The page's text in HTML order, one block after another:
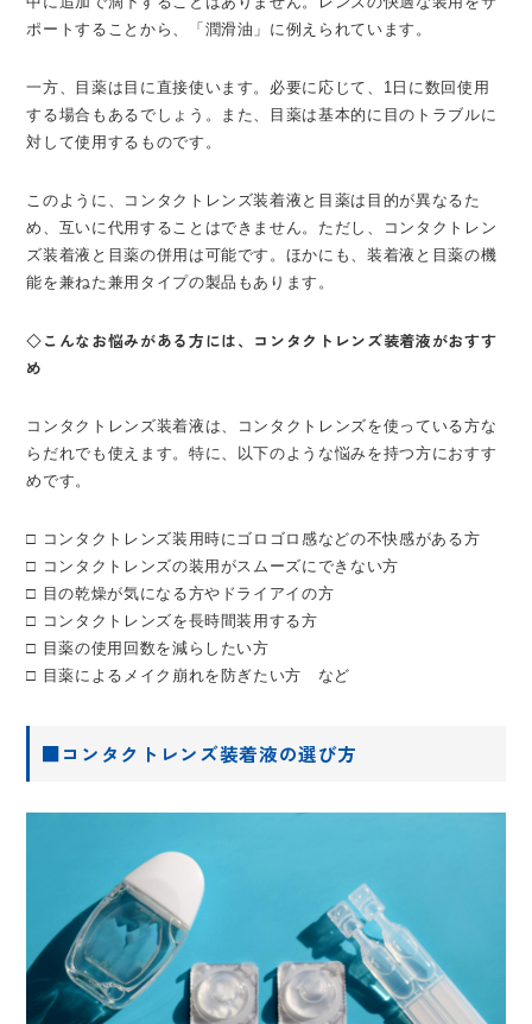
ポートすることから、「潤滑油」に例えられています。
一方、目薬は目に直接使います。必要に応じて、1日に数回使用
する場合もあるでしょう。また、目薬は基本的に目のトラブルに
対して使用するものです。
このように、コンタクトレンズ装着液と目薬は目的が異なるた
め、互いに代用することはできません。ただし、コンタクトレン
ズ装着液と目薬の併用は可能です。ほかにも、装着液と目薬の機
能を兼ねた兼用タイプの製品もあります。
◇こんなお悩みがある方には、コンタクトレンズ装着液がおすす
め
コンタクトレンズ装着液は、コンタクトレンズを使っている方な
らだれでも使えます。特に、以下のような悩みを持つ方におすす
めです。
□ コンタクトレンズ装用時にゴロゴロ感などの不快感がある方
□ コンタクトレンズの装用がスムーズにできない方
□ 目の乾燥が気になる方やドライアイの方
□ コンタクトレンズを長時間装用する方
□ 目薬の使用回数を減らしたい方
□ 目薬によるメイク崩れを防ぎたい方 など
■コンタクトレンズ装着液の選び方